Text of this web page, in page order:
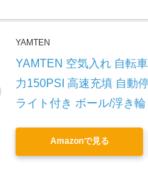
YAMTEN
YAMTEN 空気入れ 自転
力150PSI 高速充填 自動
ライト付き ボール/浮き
Amazonで見る